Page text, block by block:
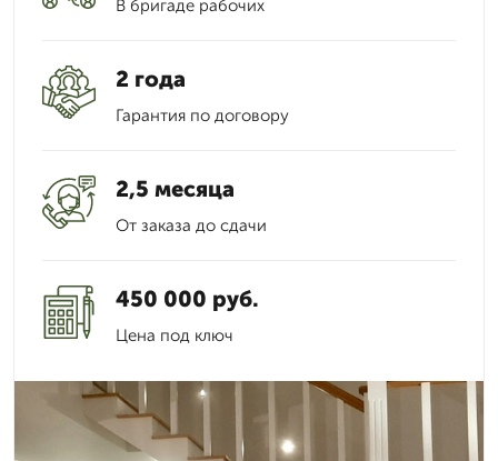
В бригаде рабочих
2 года
Гарантия по договору
2,5 месяца
От заказа до сдачи
450 000 руб.
Цена под ключ